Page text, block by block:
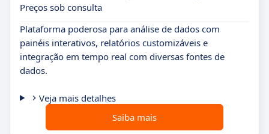
Preços sob consulta
Plataforma poderosa para análise de dados com
painéis interativos, relatórios customizáveis e
integração em tempo real com diversas fontes de
dados.
Veja mais detalhes
Saiba mais